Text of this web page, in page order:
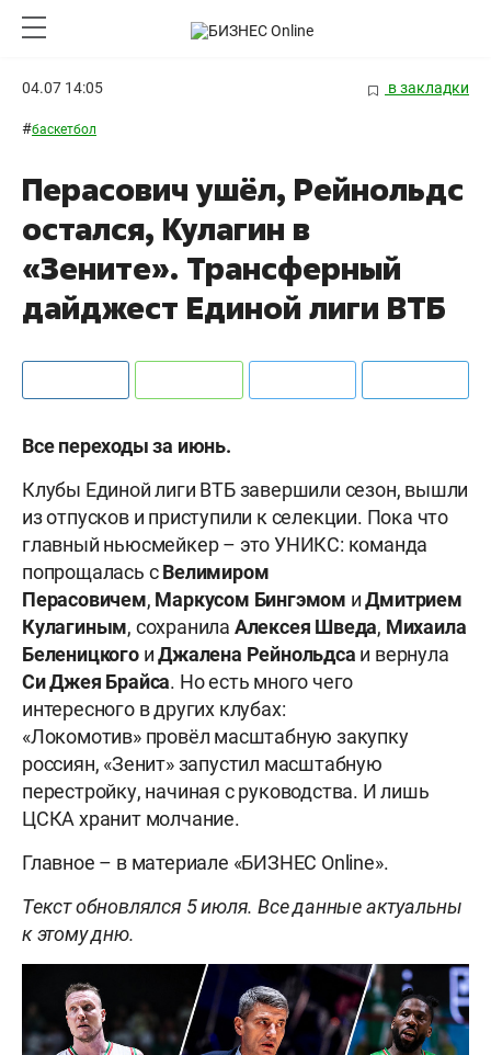
04.07 14:05 в закладки
#баскетбол
Перасович ушёл, Рейнольдс
остался, Кулагин в
«Зените». Трансферный
дайджест Единой лиги ВТБ
Все переходы за июнь.
Клубы Единой лиги ВТБ завершили сезон, вышли
из отпусков и приступили к селекции. Пока что
главный ньюсмейкер – это УНИКС: команда
попрощалась сВелимиром
Перасовичем, Маркусом Бингэмом иДмитрием
Кулагиным, сохранила Алексея Шведа, Михаила
Беленицкого иДжалена Рейнольдса и вернула
СиДжея Брайса. Но есть много чего
интересного в других клубах:
«Локомотив» провёл масштабную закупку
россиян, «Зенит» запустил масштабную
перестройку, начиная с руководства. И лишь
ЦСКА хранит молчание.
Главное – в материале «БИЗНЕС Online».
Текст обновлялся 5 июля. Все данные актуальны
к этому дню.